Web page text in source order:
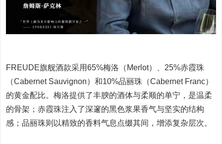
FREUDE旗舰酒款采用65%梅洛（Merlot）、25%赤霞珠
（Cabernet Sauvignon）和10%品丽珠（Cabernet Franc）
的黄金配比。梅洛提供了丰腴的酒体与柔顺的单宁，是温柔
的骨架；赤霞珠注入了深邃的黑色浆果香气与坚实的结构
感；品丽珠则以精致的香料气息点缀其间，增添复杂层次。